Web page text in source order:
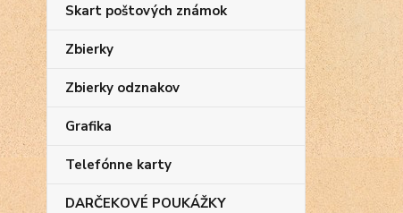
Skart poštových známok
Zbierky
Zbierky odznakov
Grafika
Telefónne karty
DARČEKOVÉ POUKÁŽKY